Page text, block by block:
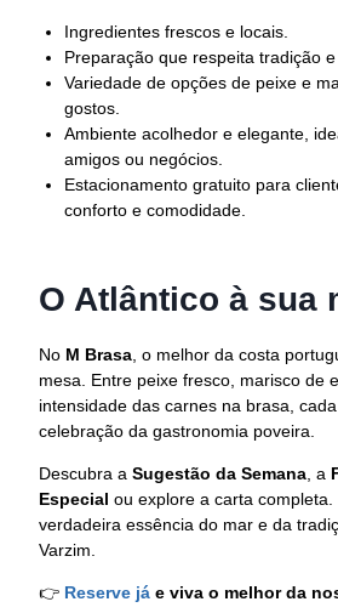
Ingredientes frescos e locais.
Preparação que respeita tradição e
Variedade de opções de peixe e
gostos.
Ambiente acolhedor e elegante,
amigos ou negócios.
Estacionamento gratuito para
conforto e comodidade.
O Atlântico à sua
No M Brasa , o melhor da costa
mesa. Entre peixe fresco, marisco de
intensidade das carnes na brasa,
celebração da gastronomia poveira.
Descubra aSugestão da Semana , a
Especial ou explore a carta completa.
verdadeira essência do mar e da
Varzim.
👉 Reserve já e viva o melhor da